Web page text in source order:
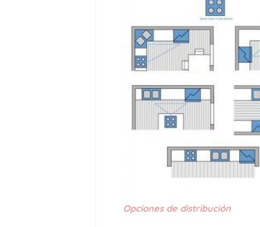
Opciones de distribución